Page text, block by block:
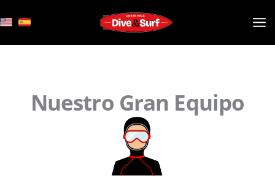
al
contenido
Nuestro Gran Equipo